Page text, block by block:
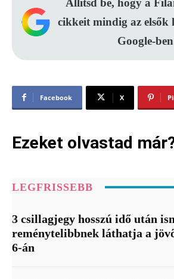
cikkeit mindig az elsők
Google-ben
Facebook X
Ezeket olvastad
LEGFRISSEBB
3 csillagjegy hosszú idő után
reménytelibbnek láthatja a
6-án